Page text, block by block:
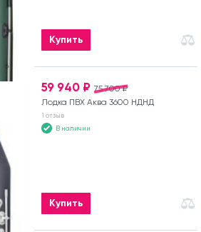
Купить
75 700 ₽
59 940 ₽
Лодка ПВХ Аква 3600 НДНД
1 отзыв
В наличии
Купить